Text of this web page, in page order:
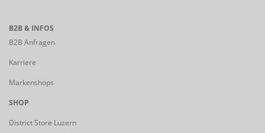
B2B & INFOS
B2B Anfragen
Karriere
Markenshops
SHOP
District Store Luzern